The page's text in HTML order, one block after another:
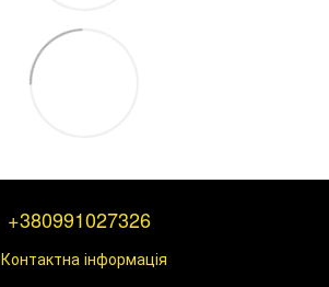
+380991027326
Контактна інформація